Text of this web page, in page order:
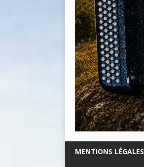
MENTIONS LÉGALES